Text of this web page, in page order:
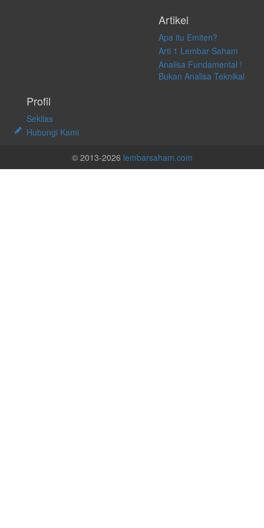
Artikel
Apa itu Emiten?
Arti 1 Lembar Saham
Analisa Fundamental !
Bukan Analisa Teknikal
Profil
Sekilas
Hubungi Kami
© 2013-2026 lembarsaham.com